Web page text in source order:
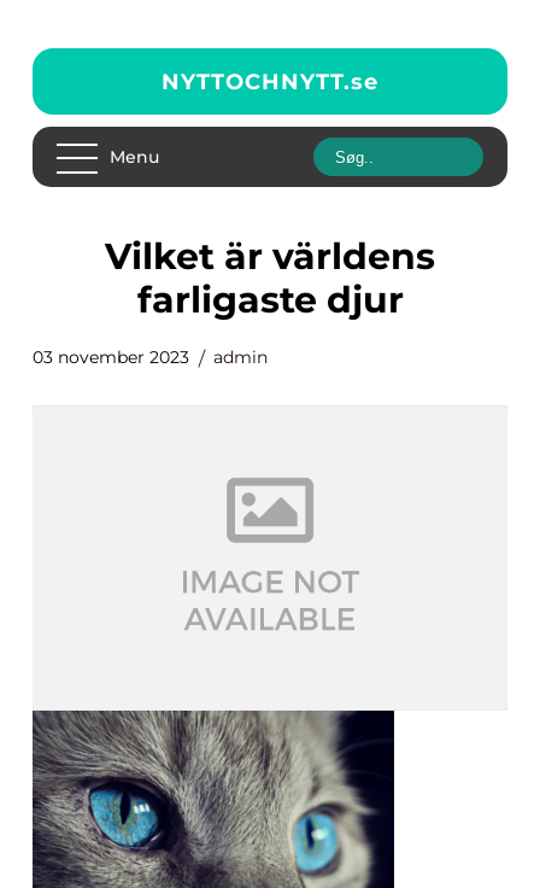
NYTTOCHNYTT.se
Menu
vilket är världens
farligaste djur
03 november 2023 admin